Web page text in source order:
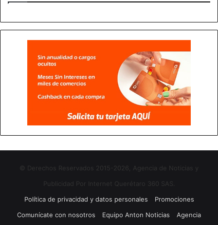
© Derechos Reservados 2015-2026, Agencia de Noticias y
Publicidad Por Internet Querétaro 360 SAS.
Política de privacidad y datos personales
Promociones
Comunícate con nosotros
Equipo Anton Noticias Agencia